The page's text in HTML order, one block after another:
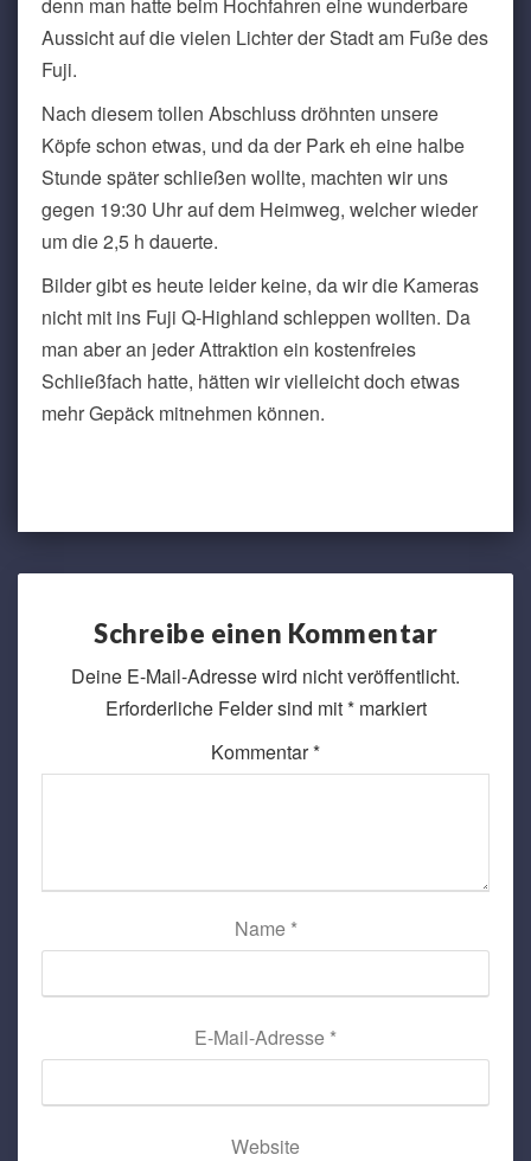
Aussicht auf die vielen Lichter der Stadt am Fuße des
Fuji.
Nach diesem tollen Abschluss dröhnten unsere
Köpfe schon etwas, und da der Park eh eine halbe
Stunde später schließen wollte, machten wir uns
gegen 19:30 Uhr auf dem Heimweg, welcher wieder
um die 2,5 h dauerte.
Bilder gibt es heute leider keine, da wir die Kameras
nicht mit ins Fuji Q-Highland schleppen wollten. Da
man aber an jeder Attraktion ein kostenfreies
Schließfach hatte, hätten wir vielleicht doch etwas
mehr Gepäck mitnehmen können.
Schreibe einen Kommentar
Deine E-Mail-Adresse wird nicht veröffentlicht.
Erforderliche Felder sind mit*markiert
Kommentar*
Name *
E-Mail-Adresse *
Website